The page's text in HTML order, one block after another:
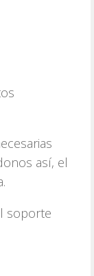
así, el
soporte